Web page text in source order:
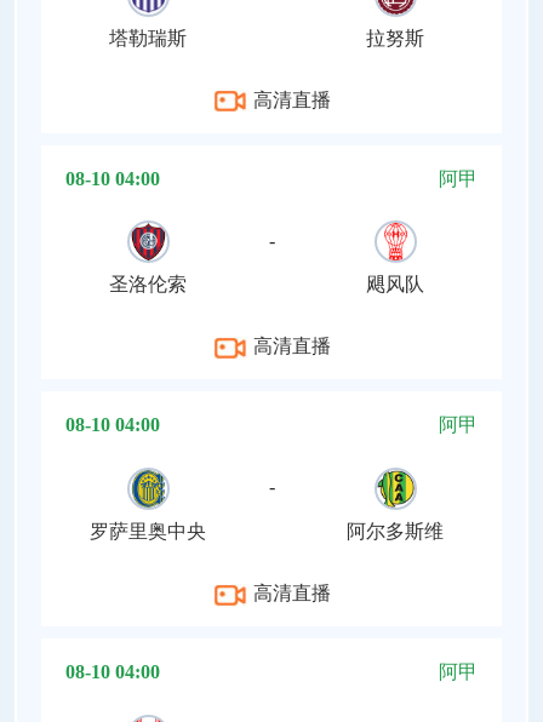
塔勒瑞斯 拉努斯
高清直播
08-10 04:00 阿甲
圣洛伦索
-
飓风队
高清直播
08-10 04:00 阿甲
罗萨里奥中央
-
阿尔多斯维
高清直播
08-10 04:00 阿甲